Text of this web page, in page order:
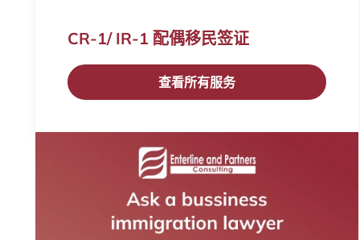
CR-1/ IR-1 配偶移民签证​
查看所有服务